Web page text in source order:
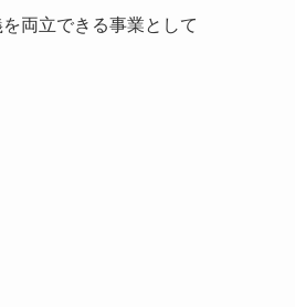
両立できる事業として